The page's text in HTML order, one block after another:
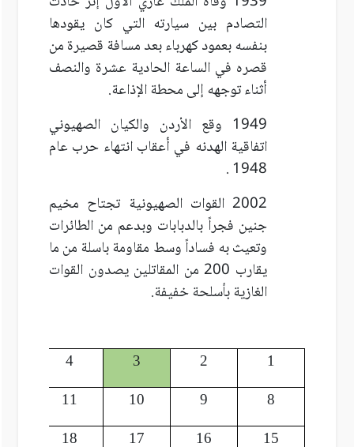
التصادم بين سيارته التي كان يقودها
بنفسه بعمود كهرباء بعد مسافة قصيرة من
قصره في الساعة الحادية عشرة والنصف
أثناء توجهه إلى محطة الإذاعة.
1949 وقع الأردن والكيان الصهيوني
اتفاقية الهدنه في أعقاب انتهاء حرب عام
1948 .
2002 القوات الصهيونية تجتاح مخيم
جنين فجراً بالدبابات وبدعم من الطائرات
وتعيث به فساداً وسط مقاومة باسلة من ما
يقارب 200 من المقاتلين يصدون القوات
الغازية بأسلحة خفيفة.
1
2
3
4
8
9
10
11
15
16
17
18